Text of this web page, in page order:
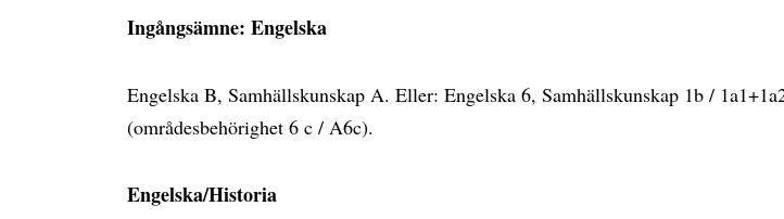
Ingångsämne: Engelska
Engelska B, Samhällskunskap A. Eller: Engelska 6, Samhällskunskap 1b /
(områdesbehörighet 6 c / A6c).
Engelska/Historia